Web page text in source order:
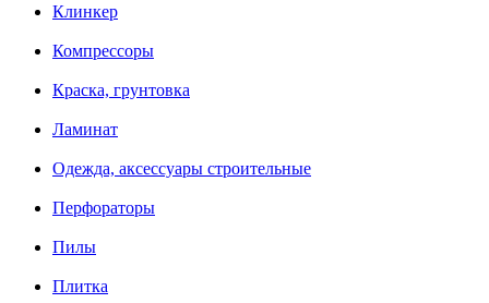
Клинкер
Компрессоры
Краска, грунтовка
Ламинат
Одежда, аксессуары строительные
Перфораторы
Пилы
Плитка